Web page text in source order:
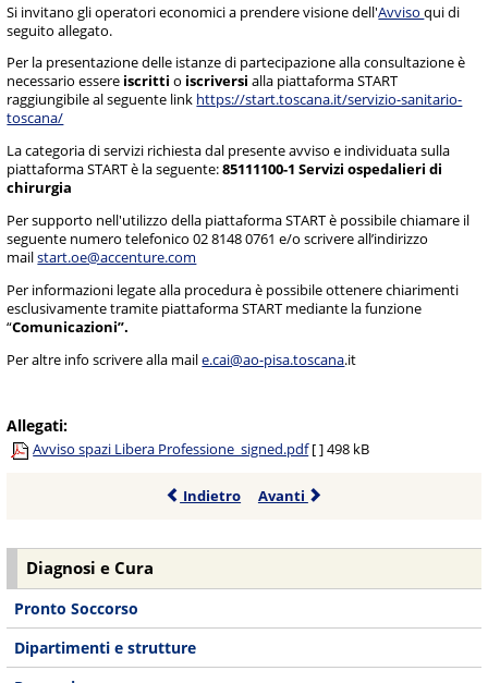
Si invitano gli operatori economici a prendere visione dell'Avvisoqui di
seguito allegato.
Per la presentazione delle istanze di partecipazione alla consultazione è
necessario essere iscritti o iscriversi alla piattaforma START
raggiungibile al seguente link https://start.toscana.it/servizio-sanitario-
toscana/
La categoria di servizi richiesta dal presente avviso e individuata sulla
piattaforma START è la seguente:85111100-1 Servizi ospedalieri di
chirurgia
Per supporto nell'utilizzo della piattaforma START è possibile chiamare il
seguente numero telefonico 02 8148 0761 e/o scrivere all’indirizzo
mailstart.oe@accenture.com
Per informazioni legate alla procedura è possibile ottenere chiarimenti
esclusivamente tramite piattaforma START mediante la funzione
“Comunicazioni”.
Per altre info scrivere alla maile.cai@ao-pisa.toscana.it
Allegati:
Avviso spazi Libera Professione_signed.pdf [ ]498 kB
Indietro Avanti
Diagnosi e Cura
Pronto Soccorso
Dipartimenti e strutture